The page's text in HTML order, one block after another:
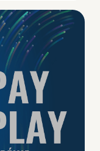
No Pay No Play